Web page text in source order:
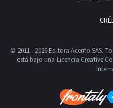
© 2011 - 2026 Editora Acento SAS.
está bajo una Licencia Creative